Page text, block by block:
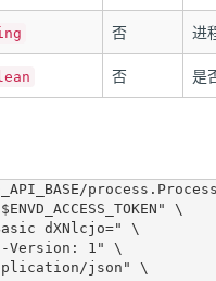
否 进
否 是